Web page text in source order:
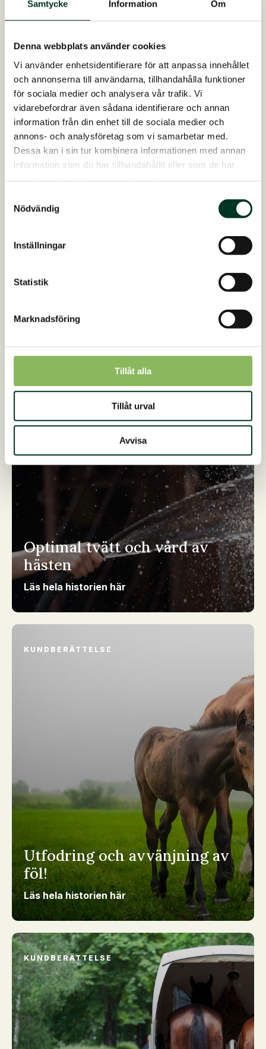
Samtycke Information Om
Denna webbplats använder cookies
Vi använder enhetsidentifierare för att anpassa innehållet
och annonserna till användarna, tillhandahålla funktioner
för sociala medier och analysera vår trafik. Vi
vidarebefordrar även sådana identifierare och annan
information från din enhet till de sociala medier och
annons- och analysföretag som vi samarbetar med.
Dessa kan i sin tur kombinera informationen med annan
information som du har tillhandahållit eller som de har
Nödvändig
Inställningar
Statistik
Marknadsföring
Tillåt alla
Tillåt urval
Avvisa
påverkas både av foder och
livsstil!
Läs hela historien här
Optimal tvätt och vård av
hästen
Läs hela historien här
KUNDBERÄTTELSE
Utfodring och avvänjning av
föl!
Läs hela historien här
KUNDBERÄTTELSE